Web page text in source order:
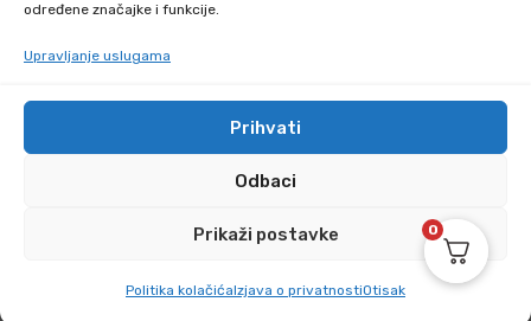
određene značajke i funkcije.
Upravljanje uslugama
Prihvati
Odbaci
Prikaži postavke
Politika kolačićaIzjava o privatnostiOtisak
© Copyright 2024 by kupitapetu.com
0